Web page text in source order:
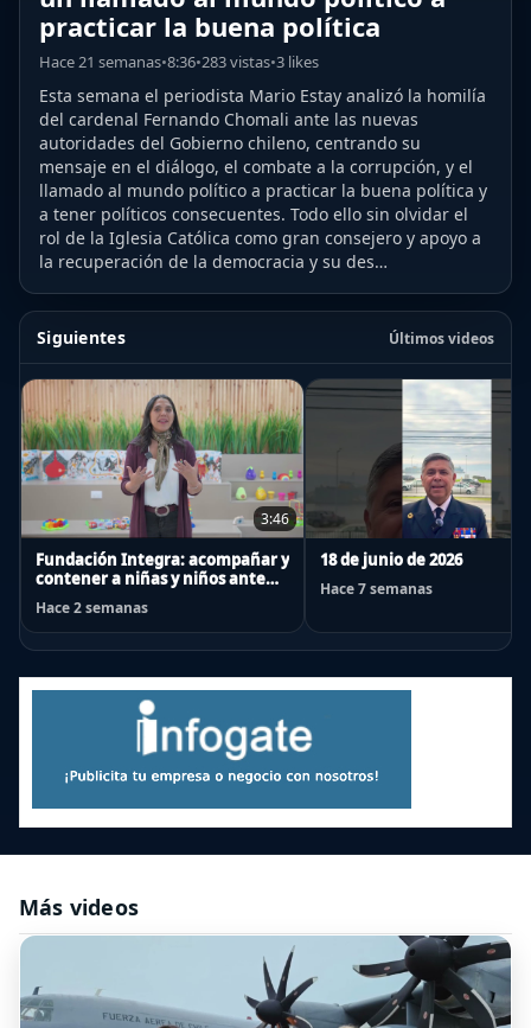
practicar la buena política
Hace 21 semanas•8:36•283 vistas•3 likes
Esta semana el periodista Mario Estay analizó la homilía
del cardenal Fernando Chomali ante las nuevas
autoridades del Gobierno chileno, centrando su
mensaje en el diálogo, el combate a la corrupción, y el
llamado al mundo político a practicar la buena política y
a tener políticos consecuentes. Todo ello sin olvidar el
rol de la Iglesia Católica como gran consejero y apoyo a
la recuperación de la democracia y su des…
Siguientes Últimos videos
3:46
Fundación Integra: acompañar y
contener a niñas y niños ante
emergencias
Hace 2 semanas
18 de junio de 2026
Hace 7 semanas
Más videos